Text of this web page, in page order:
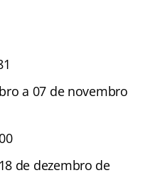
a 07 de novembro
18 de dezembro de